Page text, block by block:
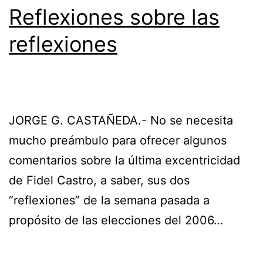
Reflexiones sobre las
reflexiones
JORGE G. CASTAÑEDA.- No se necesita
mucho preámbulo para ofrecer algunos
comentarios sobre la última excentricidad
de Fidel Castro, a saber, sus dos
“reflexiones” de la semana pasada a
propósito de las elecciones del 2006…